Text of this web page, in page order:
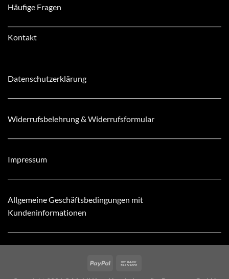
Häufige Fragen
Kontakt
Datenschutzerklärung
Widerrufsbelehrung & Widerrufsformular
Impressum
Allgemeine Geschäftsbedingungen mit
Kundeninformationen